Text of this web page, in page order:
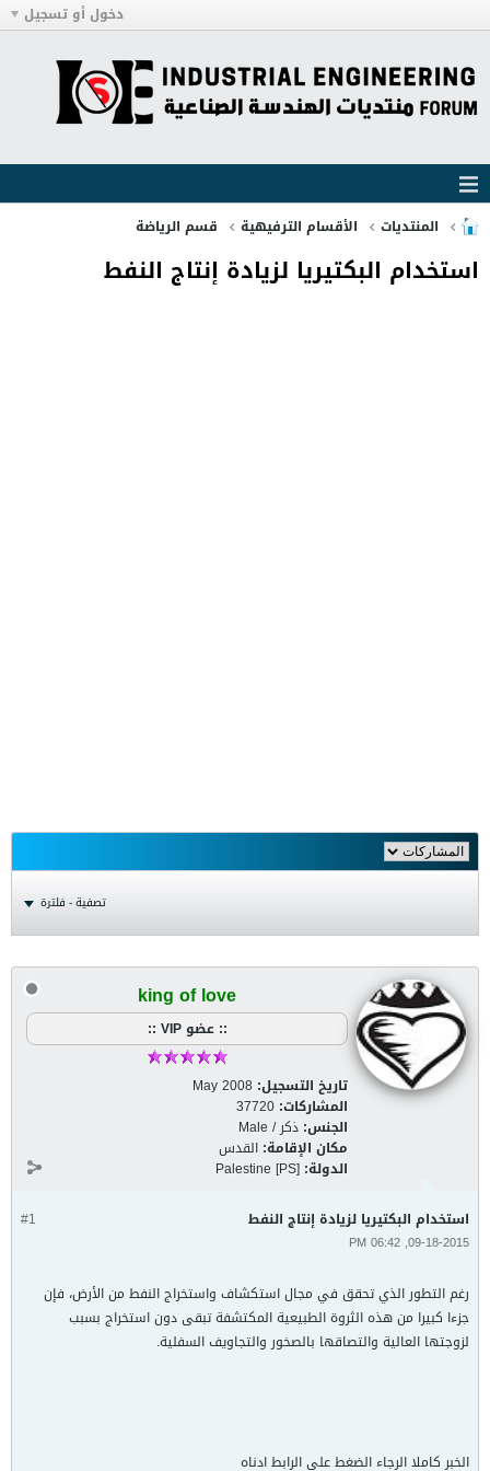
دخول أو تسجيل
المنتديات الأقسام الترفيهية قسم الرياضة
استخدام البكتيريا لزيادة إنتاج النفط
تصفية - فلترة
king of love
:: عضو VIP ::
تاريخ التسجيل: May 2008
المشاركات: 37720
الجنس: ذكر / Male
مكان الإقامة: القدس
الدولة: Palestine [PS]
#1 استخدام البكتيريا لزيادة إنتاج النفط
09-18-2015, 06:42 PM
رغم التطور الذي تحقق في مجال استكشاف واستخراج النفط من الأرض، فإن
جزءا كبيرا من هذه الثروة الطبيعية المكتشفة تبقى دون استخراج بسبب
لزوجتها العالية والتصاقها بالصخور والتجاويف السفلية.
الخبر كاملا الرجاء الضغط على الرابط ادناه